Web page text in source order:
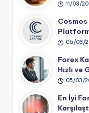
11/03/
Cosmos
06/03/
Forex
Hızlı ve
05/03/
En İyi